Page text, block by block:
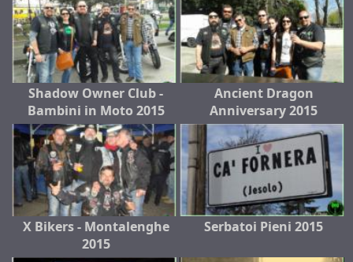
Shadow Owner Club -
Bambini in Moto 2015
Ancient Dragon
Anniversary 2015
X Bikers - Montalenghe
2015
Serbatoi Pieni 2015